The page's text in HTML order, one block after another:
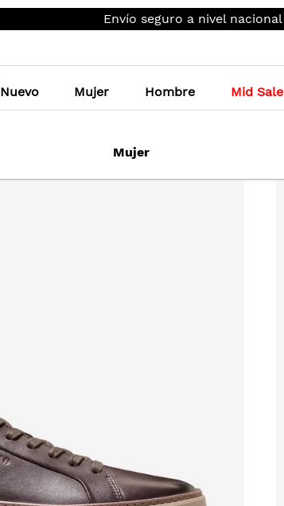
Envío seguro a nivel nacional
Nuevo Mujer Hombre Mid Sale
Mujer